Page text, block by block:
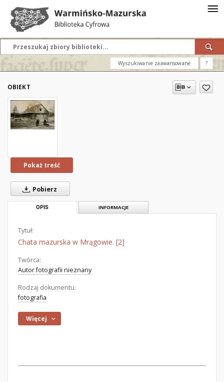
Wyszukiwanie zaawansowane ?
OBIEKT
Pokaż treść
Pobierz
OPIS INFORMACJE
Tytuł:
Chata mazurska w Mrągowie. [2]
Twórca:
Autor fotografii nieznany
Rodzaj dokumentu:
fotografia
Więcej